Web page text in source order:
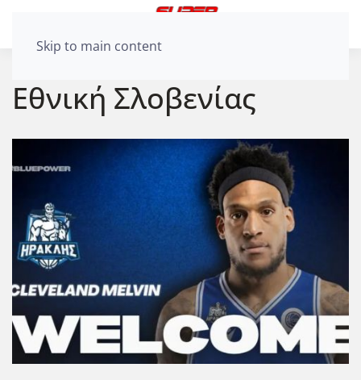
Skip to main content
Εθνική Σλοβενίας